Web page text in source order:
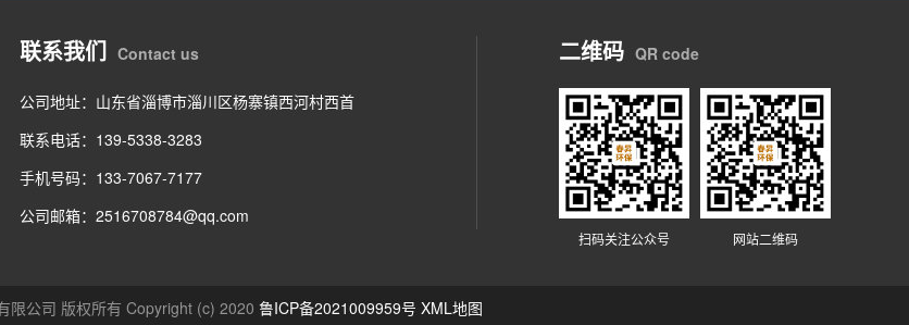
联系我们 Contact us
公司地址：山东省淄博市淄川区杨寨镇西河村西首
联系电话：139-5338-3283
手机号码：133-7067-7177
公司邮箱：2516708784@qq.com
二维码 QR code
扫码关注公众号 网站二维码
限公司 版权所有 Copyright (c) 2020 鲁ICP备2021009959号 XML地图